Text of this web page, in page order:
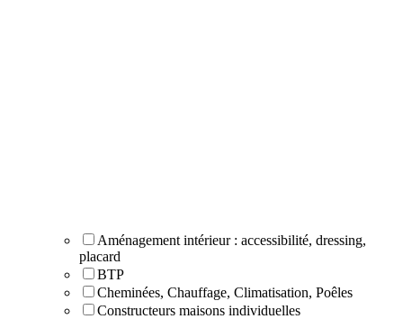
Aménagement intérieur : accessibilité, dressing,
placard
BTP
Cheminées, Chauffage, Climatisation, Poêles
Constructeurs maisons individuelles